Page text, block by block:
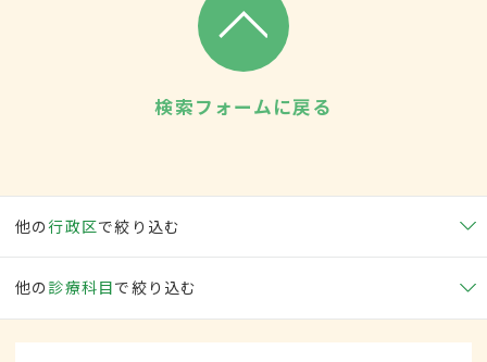
検索フォームに戻る
他の行政区で絞り込む
他の 診療科目で絞り込む